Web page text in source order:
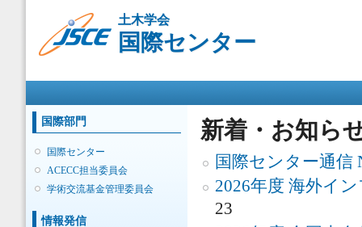
に
動
土木学会
国際センター
国際部門
国際センター
ACECC担当委員会
学術交流基金管理委員会
情報発信
新着・お知ら
国際センター通信
2026年度 海外イ
23